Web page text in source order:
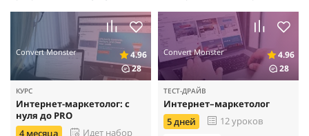
Монстры, спасибо Вам!
Convert Monster
4.96
28
КУРС
Интернет-маркетолог: с
нуля до PRO
4 месяца
Идет набор
Convert Monster
4.96
28
ТЕСТ-ДРАЙВ
Интернет–маркетолог
5 дней
12 уроков